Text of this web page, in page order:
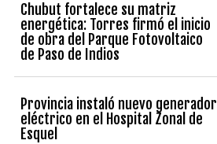
Chubut fortalece su matriz
energética: Torres firmó el inicio
de obra del Parque Fotovoltaico
de Paso de Indios
Provincia instaló nuevo generador
eléctrico en el Hospital Zonal de
Esquel